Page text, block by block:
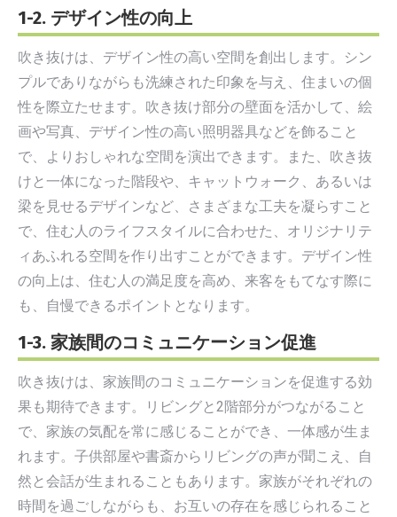
1-2. デザイン性の向上
吹き抜けは、デザイン性の高い空間を創出します。シン
プルでありながらも洗練された印象を与え、住まいの個
性を際立たせます。吹き抜け部分の壁面を活かして、絵
画や写真、デザイン性の高い照明器具などを飾ること
で、よりおしゃれな空間を演出できます。また、吹き抜
けと一体になった階段や、キャットウォーク、あるいは
梁を見せるデザインなど、さまざまな工夫を凝らすこと
で、住む人のライフスタイルに合わせた、オリジナリテ
ィあふれる空間を作り出すことができます。デザイン性
の向上は、住む人の満足度を高め、来客をもてなす際に
も、自慢できるポイントとなります。
1-3. 家族間のコミュニケーション促進
吹き抜けは、家族間のコミュニケーションを促進する効
果も期待できます。リビングと2階部分がつながること
で、家族の気配を常に感じることができ、一体感が生ま
れます。子供部屋や書斎からリビングの声が聞こえ、自
然と会話が生まれることもあります。家族がそれぞれの
時間を過ごしながらも、お互いの存在を感じられること